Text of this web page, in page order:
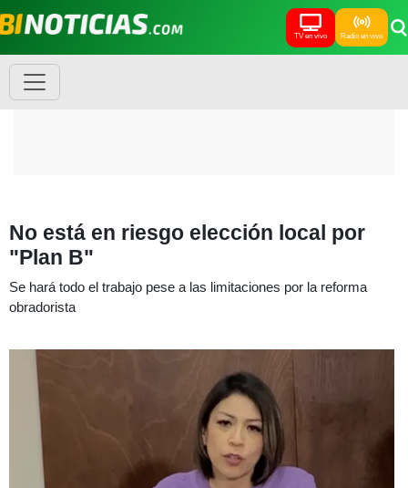
TV en vivo Radio en vivo
No está en riesgo elección local por
"Plan B"
Se hará todo el trabajo pese a las limitaciones por la reforma
obradorista